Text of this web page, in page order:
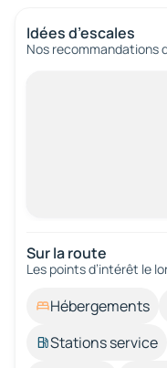
Idées d’escales
Nos recommandations
Sur la route
Les points d’intérêt le
Hébergements
Stations service